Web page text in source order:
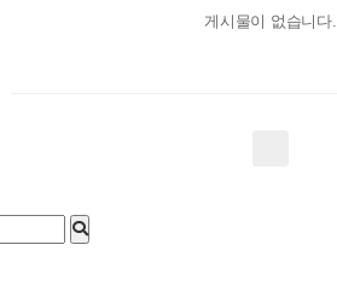
게시물이 없습니다.